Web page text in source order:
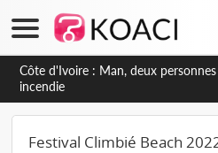
Côte d'Ivoire : Man, deux
incendie